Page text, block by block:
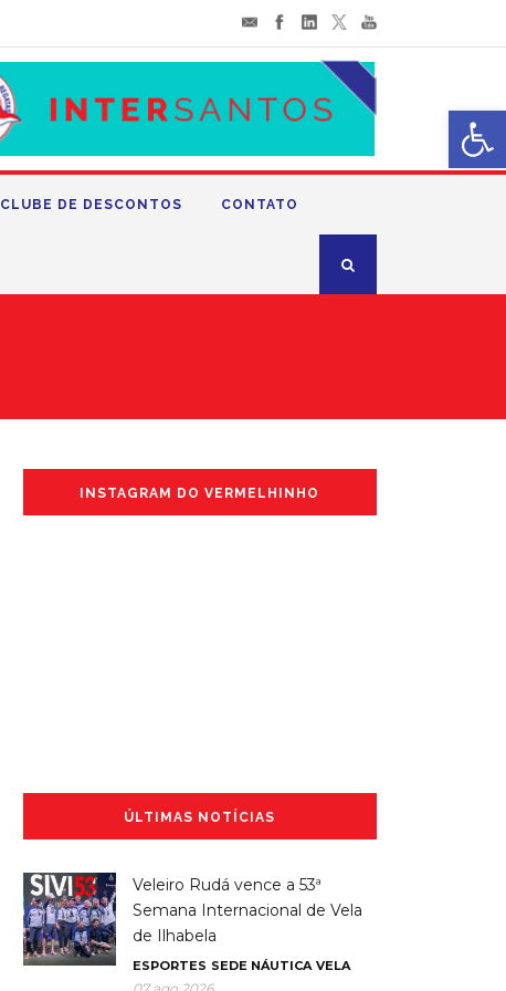
CLUBE DE DESCONTOS CONTATO
INSTAGRAM DO VERMELHINHO
ÚLTIMAS NOTÍCIAS
Veleiro Rudá vence a 53ª
Semana Internacional de Vela
de Ilhabela
ESPORTES SEDE NÁUTICA VELA
Abrir